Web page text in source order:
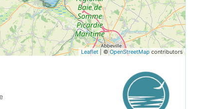
Leaflet| ©OpenStreetMap contributors